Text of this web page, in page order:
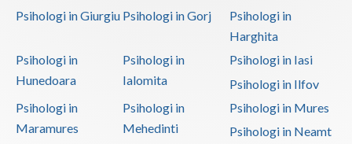
Psihologi in Giurgiu Psihologi in Gorj
Psihologi in
Harghita
Psihologi in
Hunedoara
Psihologi in
Ialomita
Psihologi in Iasi
Psihologi in Ilfov
Psihologi in
Maramures
Psihologi in
Mehedinti
Psihologi in Mures
Psihologi in Neamt